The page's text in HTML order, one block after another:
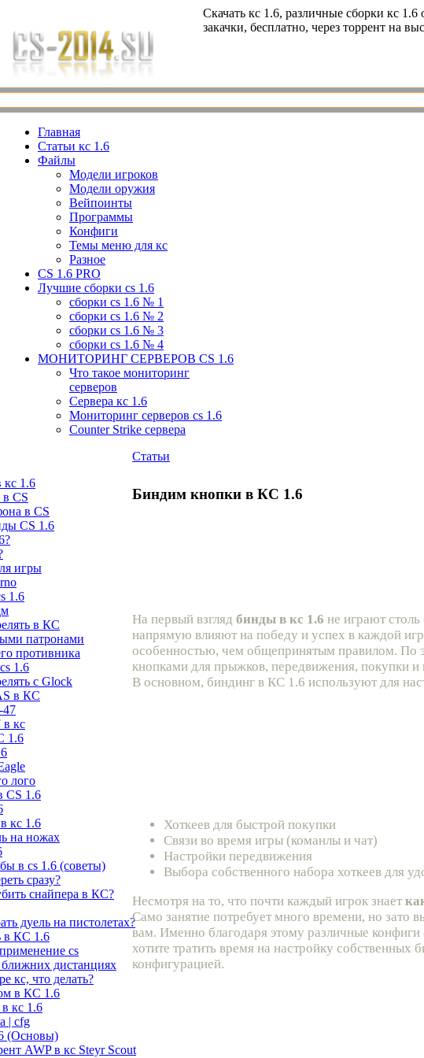
Скачать кс 1.6, различные сборки кс
закачки, бесплатно, через торрент на
Главная
Статьи кс 1.6
Файлы
Модели игроков
Модели оружия
Вейпоинты
Программы
Конфиги
Темы меню для кс
Разное
CS 1.6 PRO
Лучшие сборки cs 1.6
сборки cs 1.6 № 1
сборки cs 1.6 № 2
сборки cs 1.6 № 3
сборки cs 1.6 № 4
МОНИТОРИНГ СЕРВЕРОВ CS 1.6
Что такое мониторинг
серверов
Сервера кс 1.6
Мониторинг серверов cs 1.6
Counter Strike сервера
1.6
CS
в CS
CS 1.6
игры
1.6
в КС
патронами
противника
1.6
с Glock
в КС
47
кс
1.6
лого
CS 1.6
кс 1.6
на ножах
в cs 1.6 (советы)
сразу?
снайпера в КС?
дуель на пистолетах?
в КС 1.6
cs
дистанциях
кс, что делать?
в КС 1.6
кс 1.6
| cfg
(Основы)
AWP в кс Steyr Scout
Статьи
Биндим кнопки в КС 1.6
На первый взгляд бинды в кс 1.6 не играют
напрямую влияют на победу и успех в каждой
особенностью, чем общепринятым правилом. По
кнопками для прыжков, передвижения, покупки
В основном, биндинг в КС 1.6 используют для
Хоткеев для быстрой покупки
Связи во время игры (команлы и чат)
Настройки передвижения
Выбора собственного набора хоткеев для
Несмотря на то, что почти каждый игрок знает
Само занятие потребует много времени, но зато
вам. Именно благодаря этому различные
хотите тратить время на настройку собственных
конфигурацией.